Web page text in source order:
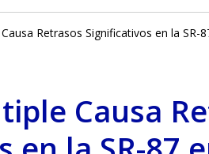
Retrasos Significativos en la SR-
Causa